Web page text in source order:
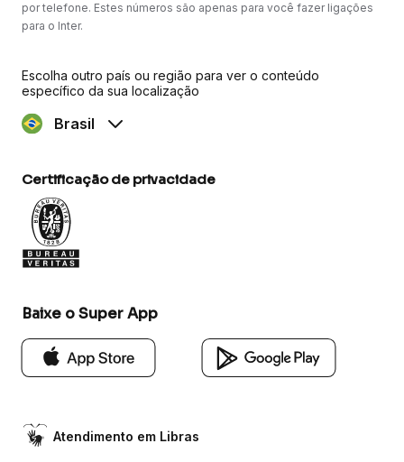
por telefone. Estes números são apenas para você fazer ligações
para o Inter.
Escolha outro país ou região para ver o conteúdo
específico da sua localização
Brasil
Certificação de privacidade
Baixe o Super App
Atendimento em Libras